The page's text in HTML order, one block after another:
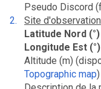
Pseudo Discord
Site d'observation
Latitude Nord
Longitude Est
Altitude (m)
Topographic map)